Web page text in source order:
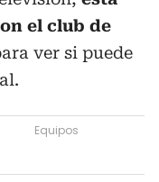
el club de
ver si puede
Equipos